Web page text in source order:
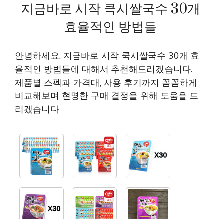
지금바로 시작 쿡시쌀국수 30개
효율적인 방법들
안녕하세요. 지금바로 시작 쿡시쌀국수 30개 효
율적인 방법들에 대해서 추천해드리겠습니다.
제품별 스펙과 가격대, 사용 후기까지 꼼꼼하게
비교해보며 현명한 구매 결정을 위해 도움을 드
리겠습니다